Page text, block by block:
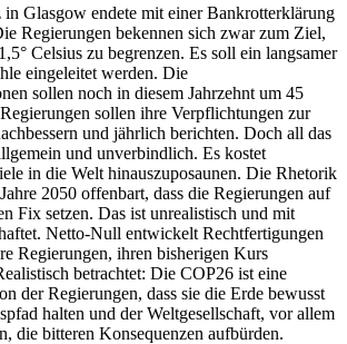
Glasgow endete mit einer Bankrotterklärung
Regierungen bekennen sich zwar zum Ziel,
Celsius zu begrenzen. Es soll ein langsamer
eingeleitet werden. Die
sollen noch in diesem Jahrzehnt um 45
sollen ihre Verpflichtungen zur
und jährlich berichten. Doch all das
und unverbindlich. Es kostet
in die Welt hinauszuposaunen. Die Rhetorik
2050 offenbart, dass die Regierungen auf
Fix setzen. Das ist unrealistisch und mit
Netto-Null entwickelt Rechtfertigungen
Regierungen, ihren bisherigen Kurs
betrachtet: Die COP26 ist eine
der Regierungen, dass sie die Erde bewusst
halten und der Weltgesellschaft, vor allem
die bitteren Konsequenzen aufbürden.